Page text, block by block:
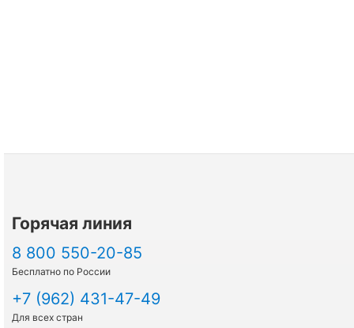
Горячая линия
8 800 550-20-85
Бесплатно по России
+7 (962) 431-47-49
Для всех стран